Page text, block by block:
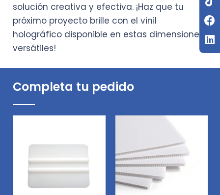
solución creativa y efectiva. ¡Haz que tu
próximo proyecto brille con el vinil
holográfico disponible en estas dimensiones
versátiles!
Completa tu pedido